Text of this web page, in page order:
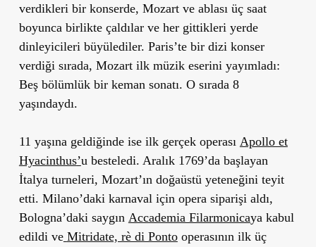
verdikleri bir konserde, Mozart ve ablası üç saat
boyunca birlikte çaldılar ve her gittikleri yerde
dinleyicileri büyülediler. Paris’te bir dizi konser
verdiği sırada, Mozart ilk müzik eserini yayımladı:
Beş bölümlük bir keman sonatı. O sırada 8
yaşındaydı.
11 yaşına geldiğinde ise ilk gerçek operası Apollo et
Hyacinthus’u besteledi. Aralık 1769’da başlayan
İtalya turneleri, Mozart’ın doğaüstü yeteneğini teyit
etti. Milano’daki karnaval için opera siparişi aldı,
Bologna’daki saygın Accademia Filarmonicaya kabul
edildi ve Mitridate, rè di Pontooperasının ilk üç